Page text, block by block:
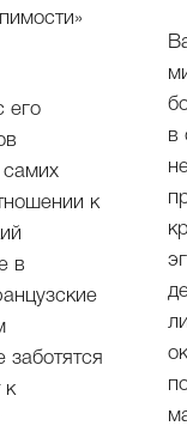
его
самих
к
в
к
в